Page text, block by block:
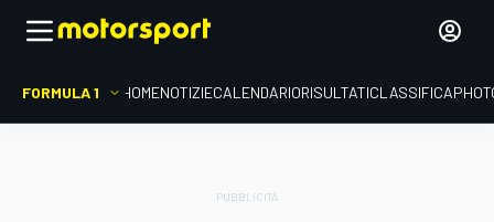
FORMULA 1 HOMENOTIZIECALENDARIORISULTATICLASSIFICA